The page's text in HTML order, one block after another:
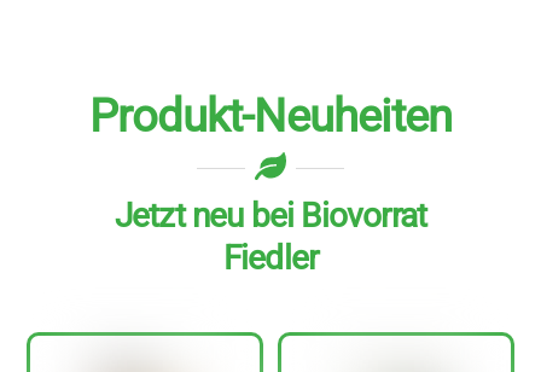
Produkt-Neuheiten
Jetzt neu bei Biovorrat
Fiedler